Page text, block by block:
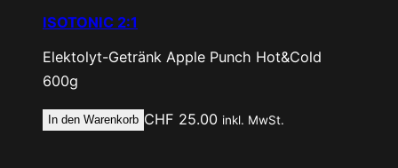
ISOTONIC 2:1
Elektolyt-Getränk Apple Punch Hot&Cold
600g
In den Warenkorb CHF 25.00 inkl. MwSt.